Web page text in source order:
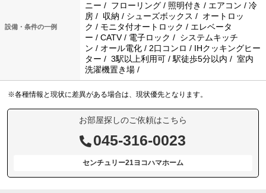
設備・条件の一例
ニー / フローリング / 照明付き / エアコン / 冷
房 / 収納 / シューズボックス / オートロッ
ク / モニタ付オートロック / エレベータ
ー / CATV / 電子ロック / システムキッチ
ン / オール電化 / 2口コンロ / IHクッキングヒー
ター / 3駅以上利用可 / 駅徒歩5分以内 / 室内
洗濯機置き場 /
※各種情報と現状に差異がある場合は、現状優先となります。
お部屋探しのご依頼はこちら
045-316-0023
センチュリー21ヨコハマホーム